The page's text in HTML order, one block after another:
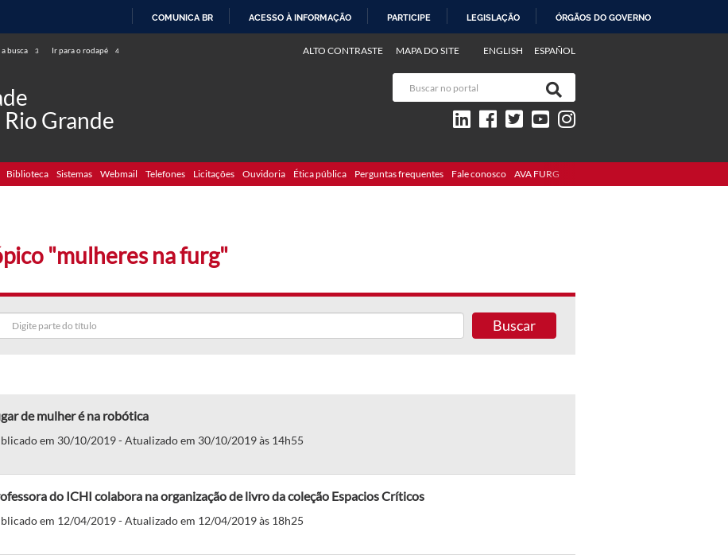
COMUNICA BR ACESSO À INFORMAÇÃO PARTICIPE LEGISLAÇÃO ÓRGÃOS DO GOVERNO
busca 3 Ir para o rodapé 4 ENGLISH ESPAÑOL
ALTO CONTRASTE MAPA DO SITE
Grande
Biblioteca Sistemas Webmail Telefones Licitações Ouvidoria Ética pública Perguntas frequentes Fale conosco AVA FURG
"mulheres na furg"
Buscar
de mulher é na robótica
em 30/10/2019 - Atualizado em 30/10/2019 às 14h55
do ICHI colabora na organização de livro da coleção Espacios Críticos
em 12/04/2019 - Atualizado em 12/04/2019 às 18h25